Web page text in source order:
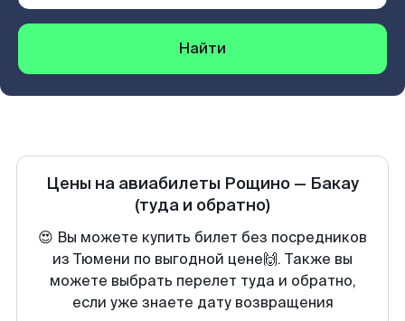
Найти
Цены на авиабилеты Рощино — Бакау
(туда и обратно)
😍 Вы можете купить билет без посредников
из Тюмени по выгодной цене🙌. Также вы
можете выбрать перелет туда и обратно,
если уже знаете дату возвращения